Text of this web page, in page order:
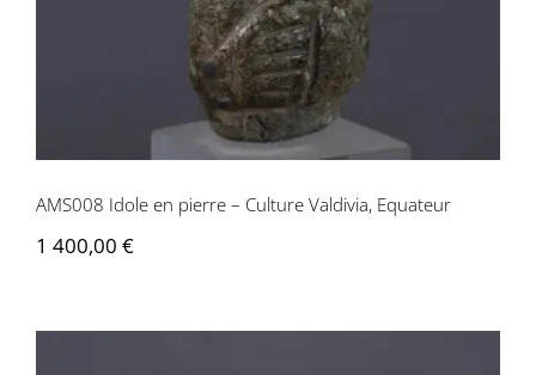
AMS008 Idole en pierre – Culture Valdivia, Equateur
1 400,00 €